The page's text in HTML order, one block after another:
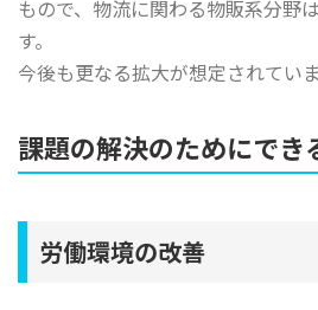
もので、物流に関わる物販系分野
す。
今後も更なる拡大が想定されていま
課題の解決のためにでき
労働環境の改善